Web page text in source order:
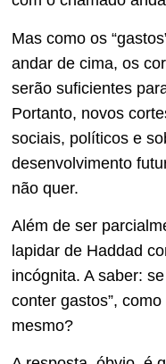
Mas como os
andar de cima, os
serão suficientes
Portanto, novos
sociais, políticos e
desenvolvimento
não quer.
Além de ser
lapidar de Haddad
incógnita. A saber:
conter gastos”,
mesmo?